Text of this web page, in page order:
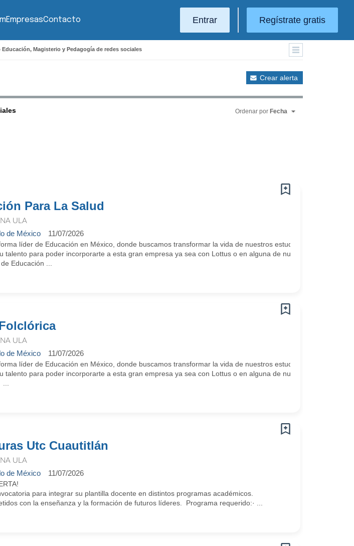
EmpresasContacto Entrar Regístrate gratis
Magisterio y Pedagogía de redes sociales
Crear alerta
Ordenar por Fecha
Para La Salud
ULA
de México 11/07/2026
líder de Educación en México, donde buscamos transformar la vida de nuestros estudiantes a través
talento para poder incorporarte a esta gran empresa ya sea con Lottus o en alguna de nuestras marcas
Educación ...
ULA
de México 11/07/2026
líder de Educación en México, donde buscamos transformar la vida de nuestros estudiantes a través
talento para poder incorporarte a esta gran empresa ya sea con Lottus o en alguna de nuestras marcas
Utc Cuautitlán
ULA
de México 11/07/2026
para integrar su plantilla docente en distintos programas académicos.
con la enseñanza y la formación de futuros líderes. Programa requerido:· ...